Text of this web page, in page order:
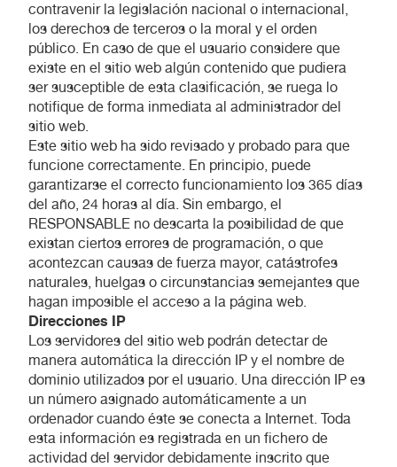
contravenir la legislación nacional o internacional,
los derechos de terceros o la moral y el orden
público. En caso de que el usuario considere que
existe en el sitio web algún contenido que pudiera
ser susceptible de esta clasificación, se ruega lo
notifique de forma inmediata al administrador del
sitio web.
Este sitio web ha sido revisado y probado para que
funcione correctamente. En principio, puede
garantizarse el correcto funcionamiento los 365 días
del año, 24 horas al día. Sin embargo, el
RESPONSABLE no descarta la posibilidad de que
existan ciertos errores de programación, o que
acontezcan causas de fuerza mayor, catástrofes
naturales, huelgas o circunstancias semejantes que
hagan imposible el acceso a la página web.
Direcciones IP
Los servidores del sitio web podrán detectar de
manera automática la dirección IP y el nombre de
dominio utilizados por el usuario. Una dirección IP es
un número asignado automáticamente a un
ordenador cuando éste se conecta a Internet. Toda
esta información es registrada en un fichero de
actividad del servidor debidamente inscrito que